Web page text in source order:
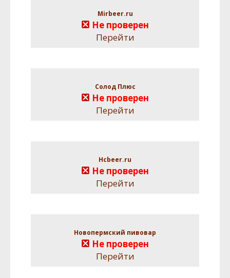
Mirbeer.ru
Не проверен
Перейти
Солод Плюс
Не проверен
Перейти
Hcbeer.ru
Не проверен
Перейти
Новопермский пивовар
Не проверен
Перейти